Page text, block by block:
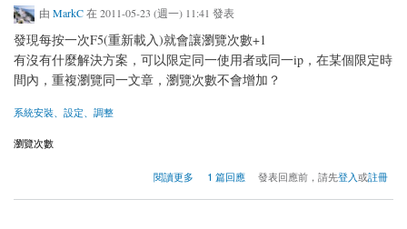
由 MarkC在 2011-05-23 (週一) 11:41 發表
發現每按一次F5(重新載入)就會讓瀏覽次數+1
有沒有什麼解決方案，可以限定同一使用者或同一ip，在某個限定時
間內，重複瀏覽同一文章，瀏覽次數不會增加？
系統安裝、設定、調整
瀏覽次數
閱讀更多 1 篇回應 發表回應前，請先登入或註冊